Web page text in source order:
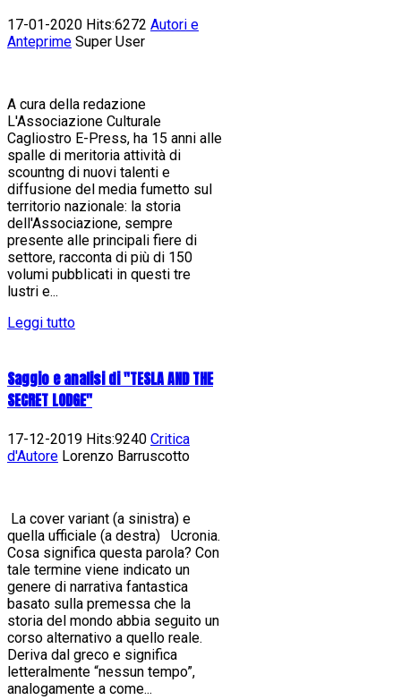
17-01-2020 Hits:6272 Autori e
Anteprime Super User
A cura della redazione
L'Associazione Culturale
Cagliostro E-Press, ha 15 anni alle
spalle di meritoria attività di
scountng di nuovi talenti e
diffusione del media fumetto sul
territorio nazionale: la storia
dell'Associazione, sempre
presente alle principali fiere di
settore, racconta di più di 150
volumi pubblicati in questi tre
lustri e...
Leggi tutto
Saggio e analisi di "TESLA AND THE
SECRET LODGE"
17-12-2019 Hits:9240 Critica
d'Autore Lorenzo Barruscotto
La cover variant (a sinistra) e
quella ufficiale (a destra) Ucronia.
Cosa significa questa parola? Con
tale termine viene indicato un
genere di narrativa fantastica
basato sulla premessa che la
storia del mondo abbia seguito un
corso alternativo a quello reale.
Deriva dal greco e significa
letteralmente “nessun tempo”,
analogamente a come...